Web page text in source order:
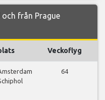
från Prague
Veckoflyg
64